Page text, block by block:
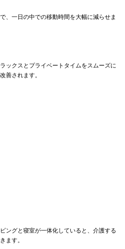
、一日の中での移動時間を大幅に減らせま
ックスとプライベートタイムをスムーズに
善されます。
ングと寝室が一体化していると、介護する
ます。